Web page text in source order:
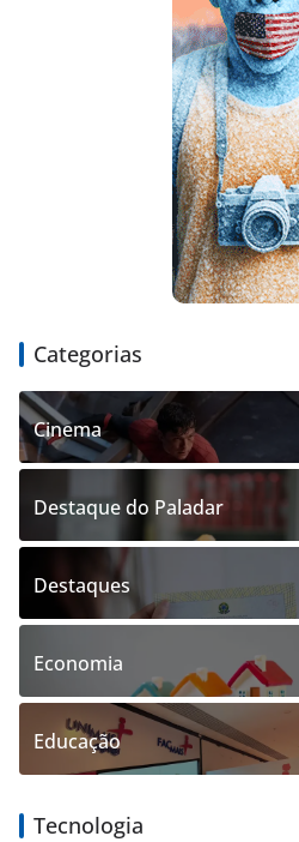
Categorias
Cinema
Destaque do Paladar
Destaques
Economia
Educação
Tecnologia